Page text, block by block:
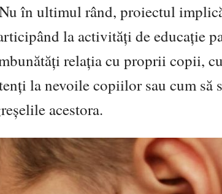
în ultimul rând, proiectul
la activități de educație
relația cu proprii copii,
la nevoile copiilor sau cum să
acestora.